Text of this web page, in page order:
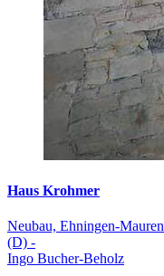
Haus Krohmer
Neubau, Ehningen-Mauren
(D) -
Ingo Bucher-Beholz